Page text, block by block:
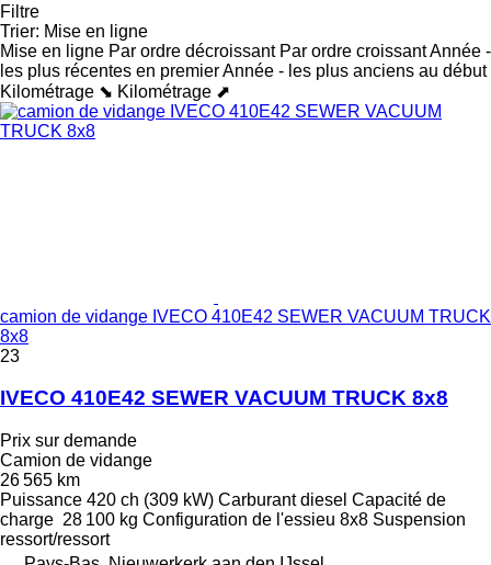
Filtre
Trier: Mise en ligne
Mise en ligne Par ordre décroissant Par ordre croissantAnnée -
les plus récentes en premierAnnée - les plus anciens au début
Kilométrage ⬊ Kilométrage ⬈
camion de vidange IVECO 410E42 SEWER VACUUM TRUCK
8x8
23
IVECO 410E42 SEWER VACUUM TRUCK 8x8
Prix sur demande
Camion de vidange
26 565 km
Puissance 420 ch (309 kW) Carburant diesel Capacité de
charge 28 100 kg Configuration de l'essieu 8x8 Suspension
ressort/ressort